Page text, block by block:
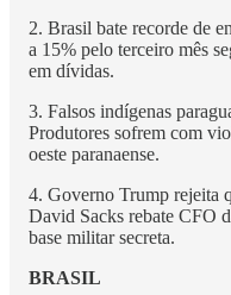
2. Brasil bate recorde de
a 15% pelo terceiro mês
em dívidas.
3. Falsos indígenas
Produtores sofrem com
oeste paranaense.
4. Governo Trump rejeita
David Sacks rebate CFO
base militar secreta.
BRASIL